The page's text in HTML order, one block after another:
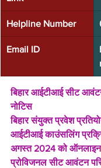
Helpline Number
Email ID
बिहार आईटीआई सीट
नोटिस
बिहार संयुक्त प्रवेश
आईटीआई काउंसलिंग
अगस्त 2024 को ऑनलाइन
प्रोविजनल सीट आवंटन